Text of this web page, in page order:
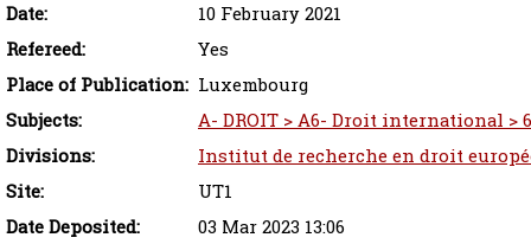
Date:
10 February 2021
Refereed:
Yes
Place of Publication: Luxembourg
Subjects:
A- DROIT > A6- Droit international
Divisions:
Institut de recherche en droit
Site:
UT1
Date Deposited:
03 Mar 2023 13:06